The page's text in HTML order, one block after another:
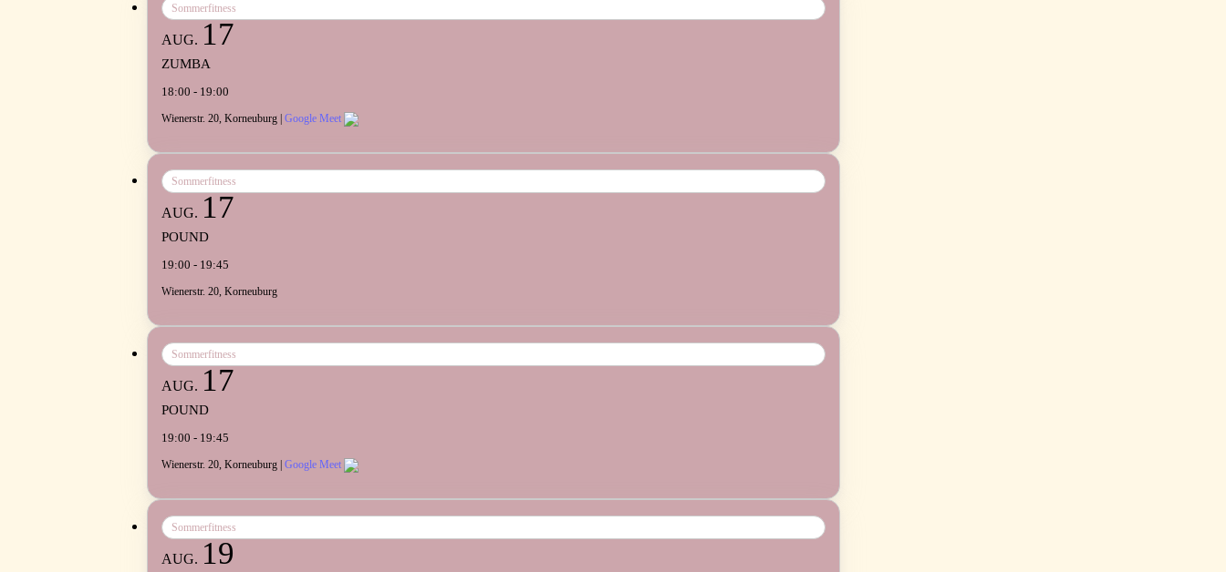
Sommerfitness
AUG. 17
ZUMBA
18:00 - 19:00
Wienerstr. 20, Korneuburg | Google Meet
Sommerfitness
AUG. 17
POUND
19:00 - 19:45
Wienerstr. 20, Korneuburg
Sommerfitness
AUG. 17
POUND
19:00 - 19:45
Wienerstr. 20, Korneuburg | Google Meet
Sommerfitness
AUG. 19